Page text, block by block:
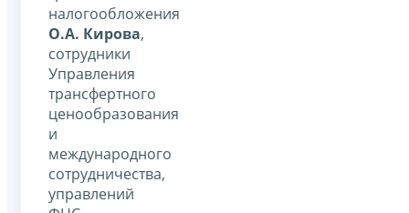
налогообложения
О.А. Кирова,
сотрудники
Управления
трансфертного
ценообразования
и
международного
сотрудничества,
управлений